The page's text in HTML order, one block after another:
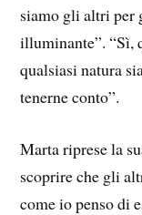
siamo gli altri per
illuminante”. “Sì,
qualsiasi natura
tenerne conto”.
Marta riprese la
scoprire che gli
come io penso di